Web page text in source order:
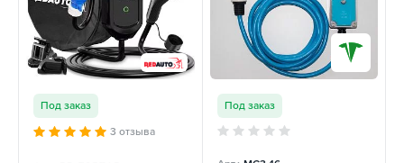
Под заказ
3 отзыва
Под заказ